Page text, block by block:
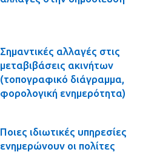
Σημαντικές αλλαγές στις
μεταβιβάσεις ακινήτων
(τοπογραφικό διάγραμμα,
φορολογική ενημερότητα)
Ποιες ιδιωτικές υπηρεσίες
ενημερώνουν οι πολίτες